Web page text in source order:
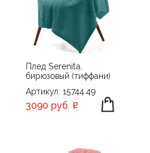
ПРОИЗВОДИТЕЛЬ
<>
Hard Work
Stan
Stricker
ПРИМЕНИТЬ
Плед Serenita,
бирюзовый (тиффани)
Артикул: 15744.49
3090 руб.